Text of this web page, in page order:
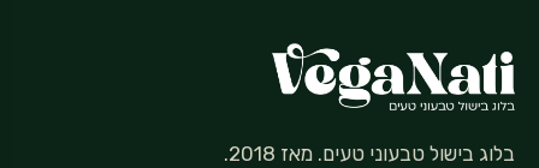
בלוג בישול טבעוני טעים. מאז 2018.